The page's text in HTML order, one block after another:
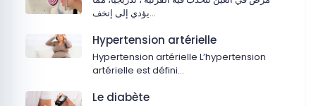
يؤدي إلى إنخف…
Hypertension artérielle
Hypertension artérielle L’hypertension
artérielle est défini…
Le diabète